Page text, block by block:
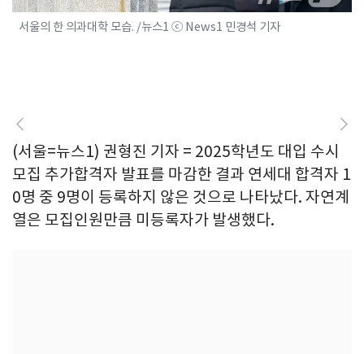
서울의 한 의과대학 모습. /뉴스1 ⓒ News1 민경석 기자
(서울=뉴스1) 권형진 기자 = 2025학년도 대입 수시
모집 추가합격자 발표를 마감한 결과 연세대 합격자 1
0명 중 9명이 등록하지 않은 것으로 나타났다. 자연계
열은 모집인원만큼 미등록자가 발생했다.